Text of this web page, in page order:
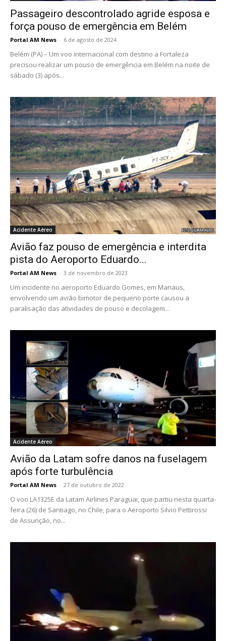
Passageiro descontrolado agride esposa e
força pouso de emergência em Belém
Portal AM News - 6 de agosto de 2024
Belém (PA) – Um voo internacional com destino a Fortaleza
precisou realizar um pouso de emergência em Belém na noite de
sábado (3) após...
Acidente Aéreo
Avião faz pouso de emergência e interdita
pista do Aeroporto Eduardo...
Portal AM News - 3 de novembro de 2023
Um incidente no aeroporto Eduardo Gomes, em Manaus,
envolvendo um avião bimotor de pequeno porte causou a
paralisação das atividades de pouso e decolagem...
Acidente Aéreo
Avião da Latam sofre danos na fuselagem
após forte turbulência
Portal AM News - 27 de outubro de 2022
O voo LA1325E da Latam Airlines Paraguai, que partiu nesta quarta-
feira (26) de Santiago, no Chile, para o Aeroporto Silvio Pettirossi
de Assunção, no...